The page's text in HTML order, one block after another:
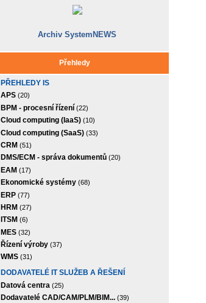
Archiv SystemNEWS
Přehledy
PŘEHLEDY IS
APS(20)
BPM - procesní řízení(22)
Cloud computing (IaaS)(10)
Cloud computing (SaaS)(33)
CRM (51)
DMS/ECM - správa dokumentů(20)
EAM (17)
Ekonomické systémy(68)
ERP(77)
HRM (27)
ITSM (6)
MES(32)
Řízení výroby(37)
WMS(31)
DODAVATELÉ IT SLUŽEB A ŘEŠENÍ
Datová centra (25)
Dodavatelé CAD/CAM/PLM/BIM...(39)